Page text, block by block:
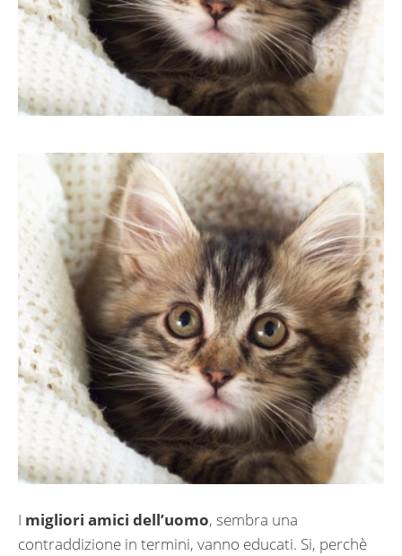
I migliori amici dell’uomo, sembra una
contraddizione in termini, vanno educati. Si, perchè